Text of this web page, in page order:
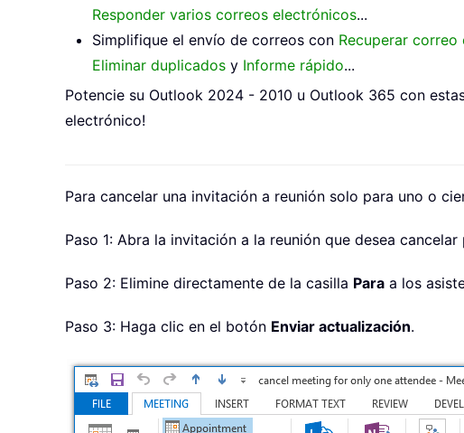
Responder varios correos electrónicos...
Simplifique el envío de correos con Recuperar correo
Eliminar duplicados y Informe rápido...
Potencie su Outlook 2024 - 2010 u Outlook 365 con
electrónico!
Para cancelar una invitación a reunión solo para uno o
Paso 1: Abra la invitación a la reunión que desea
Paso 2: Elimine directamente de la casilla Para a los
Paso 3: Haga clic en el botón Enviar actualización.